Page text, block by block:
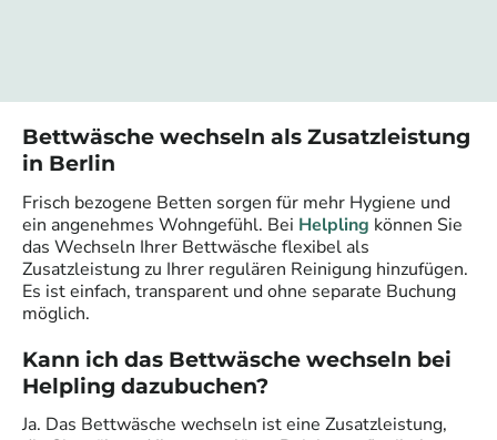
Bettwäsche wechseln als Zusatzleistung
in Berlin
Frisch bezogene Betten sorgen für mehr Hygiene und
ein angenehmes Wohngefühl. Bei Helpling können Sie
das Wechseln Ihrer Bettwäsche flexibel als
Zusatzleistung zu Ihrer regulären Reinigung hinzufügen.
Es ist einfach, transparent und ohne separate Buchung
möglich.
Kann ich das Bettwäsche wechseln bei
Helpling dazubuchen?
Ja. Das Bettwäsche wechseln ist eine Zusatzleistung,